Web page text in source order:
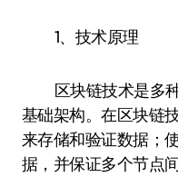
1、技术原理
区块链技术是多
基础架构。在区块链
来存储和验证数据；
据，并保证多个节点